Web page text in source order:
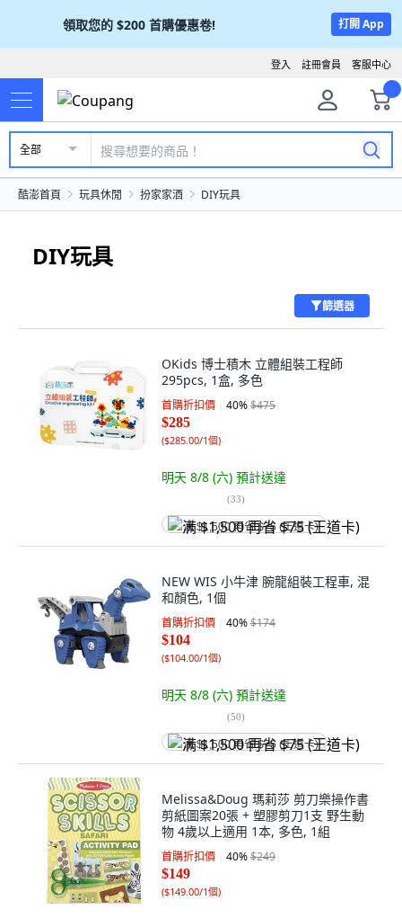
領取您的 $200 首購優惠卷! 打開 App
客服中心
註冊會員
登入
全部
酷澎首頁 玩具休閒 扮家家酒 DIY玩具
DIY玩具
篩選器
OKids 博士積木 立體組裝工程師
295pcs, 1盒, 多色
首購折扣價 40%$475
$285
($285.00/1個)
明天 8/8 (六) 預計送達
(33)
满 $1,500 再省 $75 (王道卡)
NEW WIS 小牛津 腕龍組裝工程車, 混
和顏色, 1個
首購折扣價 40%$174
$104
($104.00/1個)
明天 8/8 (六) 預計送達
(50)
满 $1,500 再省 $75 (王道卡)
Melissa&Doug 瑪莉莎 剪刀樂操作書
剪紙圖案20張 + 塑膠剪刀1支 野生動
物 4歲以上適用 1本, 多色, 1組
首購折扣價 40%$249
$149
($149.00/1個)